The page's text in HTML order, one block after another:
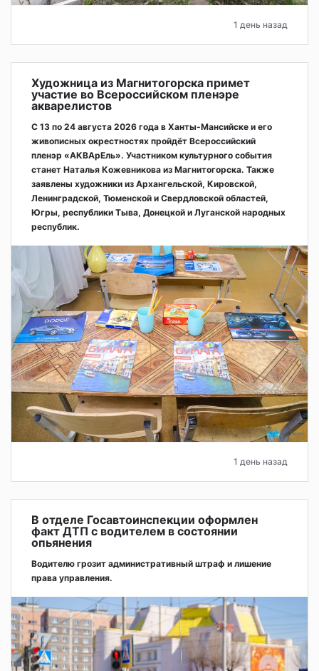
1 день назад
Художница из Магнитогорска примет
участие во Всероссийском пленэре
акварелистов
С 13 по 24 августа 2026 года в Ханты-Мансийске и его
живописных окрестностях пройдёт Всероссийский
пленэр «АКВАрЕль». Участником культурного события
станет Наталья Кожевникова из Магнитогорска. Также
заявлены художники из Архангельской, Кировской,
Ленинградской, Тюменской и Свердловской областей,
Югры, республики Тыва, Донецкой и Луганской народных
республик.
1 день назад
В отделе Госавтоинспекции оформлен
факт ДТП с водителем в состоянии
опьянения
Водителю грозит административный штраф и лишение
права управления.